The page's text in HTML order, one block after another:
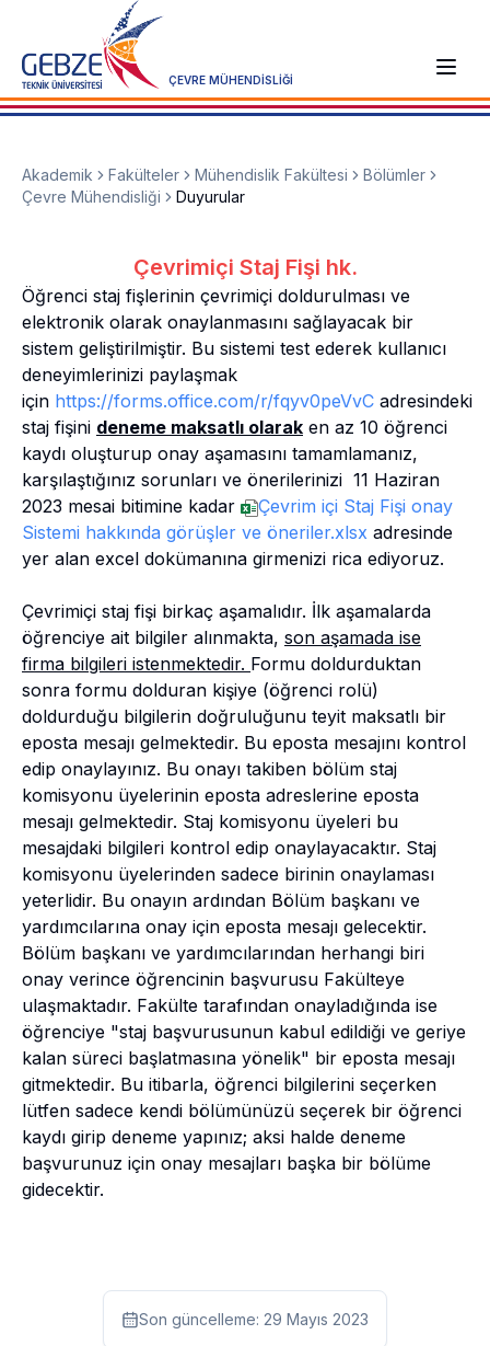
ÇEVRE MÜHENDİSLİĞİ
Akademik Fakülteler Mühendislik Fakültesi
Bölümler
Çevre Mühendisliği
Duyurular
Çevrimiçi Staj Fişi hk.
Öğrenci staj fişlerinin çevrimiçi doldurulması ve
elektronik olarak onaylanmasını sağlayacak bir
sistem geliştirilmiştir. Bu sistemi test ederek kullanıcı
deneyimlerinizi paylaşmak
için https://forms.office.com/r/fqyv0peVvC adresindeki
staj fişini deneme maksatlı olarak en az 10 öğrenci
kaydı oluşturup onay aşamasını tamamlamanız,
karşılaştığınız sorunları ve önerilerinizi 11 Haziran
2023 mesai bitimine kadar
Çevrim içi Staj Fişi onay
Sistemi hakkında görüşler ve öneriler.xlsx adresinde
yer alan excel dokümanına girmenizi rica ediyoruz.
Çevrimiçi staj fişi birkaç aşamalıdır. İlk aşamalarda
öğrenciye ait bilgiler alınmakta, son aşamada ise
firma bilgileri istenmektedir. Formu doldurduktan
sonra formu dolduran kişiye (öğrenci rolü)
doldurduğu bilgilerin doğruluğunu teyit maksatlı bir
eposta mesajı gelmektedir. Bu eposta mesajını kontrol
edip onaylayınız. Bu onayı takiben bölüm staj
komisyonu üyelerinin eposta adreslerine eposta
mesajı gelmektedir. Staj komisyonu üyeleri bu
mesajdaki bilgileri kontrol edip onaylayacaktır. Staj
komisyonu üyelerinden sadece birinin onaylaması
yeterlidir. Bu onayın ardından Bölüm başkanı ve
yardımcılarına onay için eposta mesajı gelecektir.
Bölüm başkanı ve yardımcılarından herhangi biri
onay verince öğrencinin başvurusu Fakülteye
ulaşmaktadır. Fakülte tarafından onayladığında ise
öğrenciye "staj başvurusunun kabul edildiği ve geriye
kalan süreci başlatmasına yönelik" bir eposta mesajı
gitmektedir. Bu itibarla, öğrenci bilgilerini seçerken
lütfen sadece kendi bölümünüzü seçerek bir öğrenci
kaydı girip deneme yapınız; aksi halde deneme
başvurunuz için onay mesajları başka bir bölüme
gidecektir.
Son güncelleme: 29 Mayıs 2023